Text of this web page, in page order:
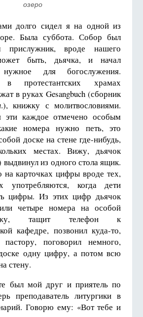
озеро
долго сидел я на одной из
Была суббота. Собор был
прислужник, вроде нашего
быть, дьячка, и начал
нужное для богослужения.
в протестантских храмах
в руках Gesangbuch (сборник
.), книжку с молитвословиями.
эти каждое отмечено особым
номера нужно петь, это
доске на стене где-нибудь,
местах. Вижу, дьячок
выдвинул из одного стола ящик.
карточках цифры вроде тех,
когда дети
цифры. Из этих цифр дьячок
четыре номера на особой
тащит телефон к
кафедре, позвонил куда-то,
поговорил немного,
одну цифру, а потом всю
стену.
был мой друг и приятель по
преподаватель литургики в
Говорю ему: «Вот тебе и